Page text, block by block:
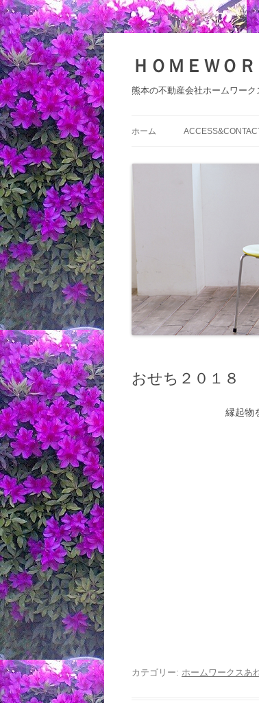
ン
ツ
へ
ス
ＨＯＭＥＷＯ
熊本の不動産会社ホームワー
ホーム
おせち２０１８
縁起物
カテゴリー: ホームワークスあ